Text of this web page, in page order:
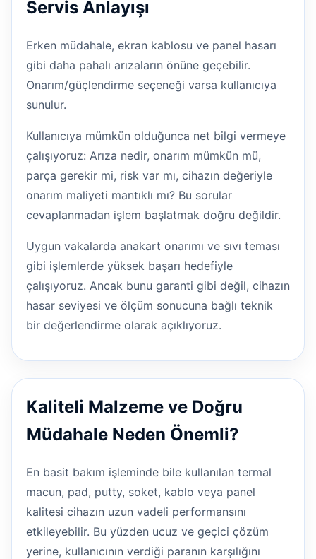
Servis Anlayışı
Erken müdahale, ekran kablosu ve panel hasarı
gibi daha pahalı arızaların önüne geçebilir.
Onarım/güçlendirme seçeneği varsa kullanıcıya
sunulur.
Kullanıcıya mümkün olduğunca net bilgi vermeye
çalışıyoruz: Arıza nedir, onarım mümkün mü,
parça gerekir mi, risk var mı, cihazın değeriyle
onarım maliyeti mantıklı mı? Bu sorular
cevaplanmadan işlem başlatmak doğru değildir.
Uygun vakalarda anakart onarımı ve sıvı teması
gibi işlemlerde yüksek başarı hedefiyle
çalışıyoruz. Ancak bunu garanti gibi değil, cihazın
hasar seviyesi ve ölçüm sonucuna bağlı teknik
bir değerlendirme olarak açıklıyoruz.
Kaliteli Malzeme ve Doğru
Müdahale Neden Önemli?
En basit bakım işleminde bile kullanılan termal
macun, pad, putty, soket, kablo veya panel
kalitesi cihazın uzun vadeli performansını
etkileyebilir. Bu yüzden ucuz ve geçici çözüm
yerine, kullanıcının verdiği paranın karşılığını